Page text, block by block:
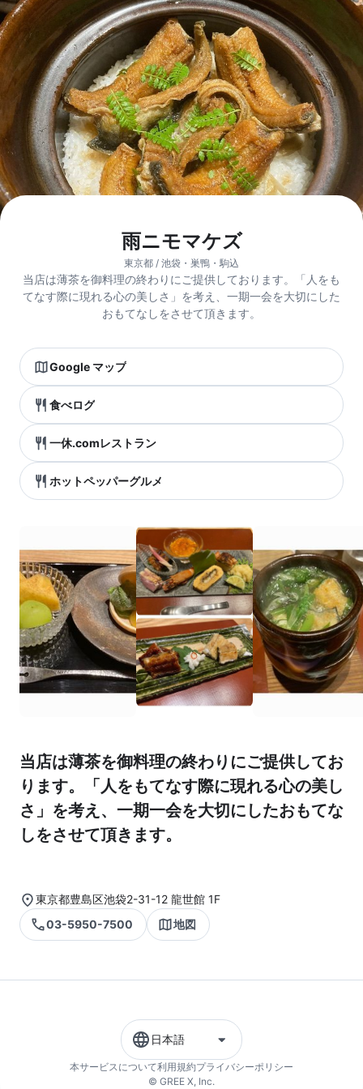
雨ニモマケズ
東京都 / 池袋・巣鴨・駒込
当店は薄茶を御料理の終わりにご提供しております。「人をも
てなす際に現れる心の美しさ」を考え、一期一会を大切にした
おもてなしをさせて頂きます。
Google マップ
食べログ
一休.comレストラン
ホットペッパーグルメ
当店は薄茶を御料理の終わりにご提供してお
ります。「人をもてなす際に現れる心の美し
さ」を考え、一期一会を大切にしたおもてな
しをさせて頂きます。
東京都豊島区池袋2-31-12 龍世館 1F
03-5950-7500
地図
日本語
本サービスについて利用規約プライバシーポリシー
© GREE X, Inc.